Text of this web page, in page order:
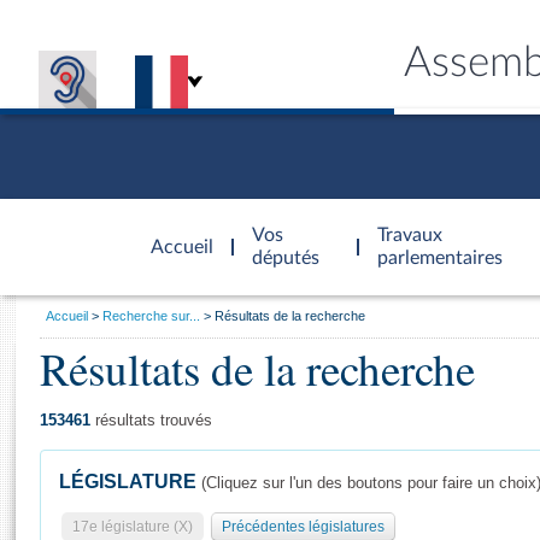
Accueil
d'accueil
Vos
députés
Travaux
parlementaires
Général
Vous
Accueil Recherche sur... Résultats de la recherche
Résultats de la recherche
153461 résultats trouvés
LÉGISLATURE (Cliquez sur l'un des boutons pour faire un choix)
17e législature (X) Précédentes législatures